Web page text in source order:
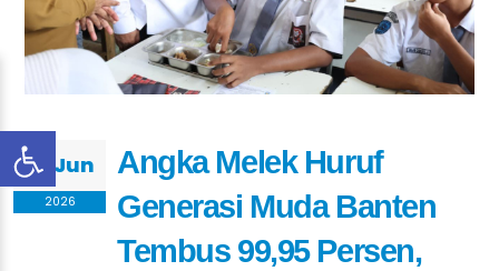
02 Jun
2026
Angka Melek Huruf
Generasi Muda Banten
Tembus 99,95 Persen,